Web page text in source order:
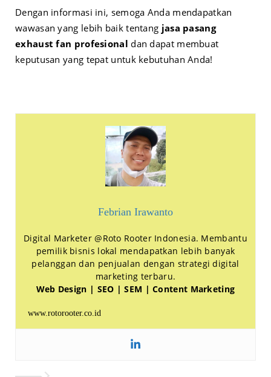
Dengan informasi ini, semoga Anda mendapatkan
wawasan yang lebih baik tentang jasa pasang
exhaust fan profesional dan dapat membuat
keputusan yang tepat untuk kebutuhan Anda!
Febrian Irawanto
Digital Marketer @Roto Rooter Indonesia. Membantu
pemilik bisnis lokal mendapatkan lebih banyak
pelanggan dan penjualan dengan strategi digital
marketing terbaru.
Web Design | SEO | SEM | Content Marketing
www.rotorooter.co.id